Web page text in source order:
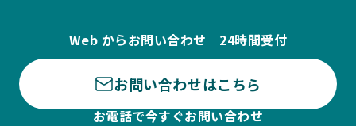
Web からお問い合わせ 24時間受付
お問い合わせはこちら
お電話で今すぐお問い合わせ